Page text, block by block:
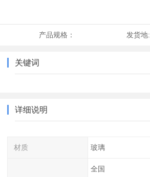
产品规格： 发货地:
关键词
详细说明
材质 玻璃
全国